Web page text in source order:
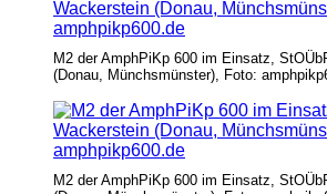
M2 der AmphPiKp 600 im Einsatz,
(Donau, Münchsmünster), Foto:
M2 der AmphPiKp 600 im Einsatz,